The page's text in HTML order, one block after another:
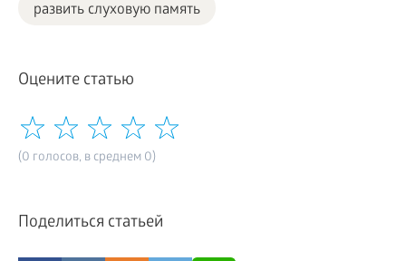
развить слуховую память
Оцените статью
(0 голосов, в среднем 0)
Поделиться статьей